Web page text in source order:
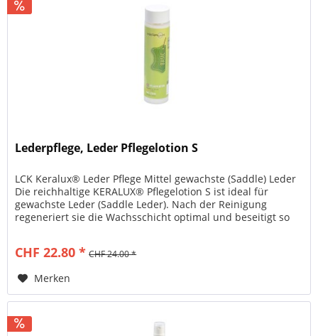
Lederpflege, Leder Pflegelotion S
LCK Keralux® Leder Pflege Mittel gewachste (Saddle) Leder
Die reichhaltige KERALUX® Pflegelotion S ist ideal für
gewachste Leder (Saddle Leder). Nach der Reinigung
regeneriert sie die Wachsschicht optimal und beseitigt so
CHF 22.80 * CHF 24.00 *
Merken